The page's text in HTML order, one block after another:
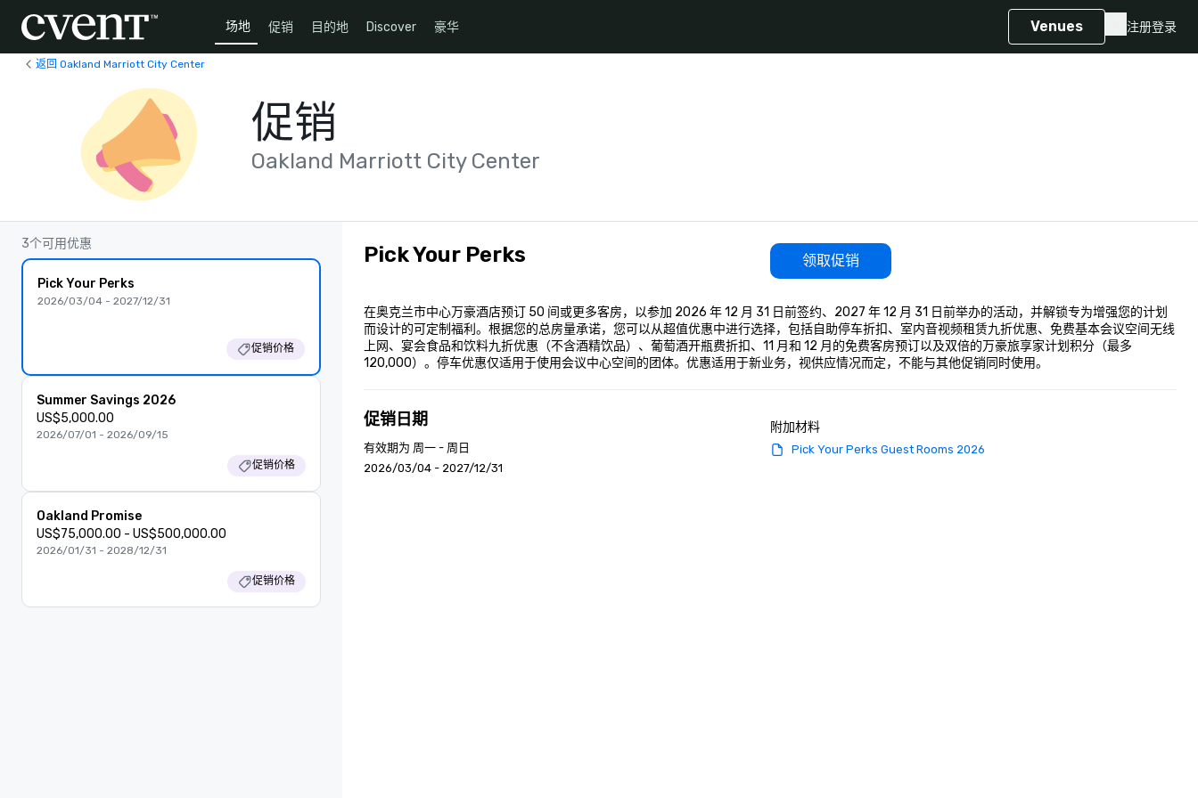
场地 促销 目的地 Discover 豪华 Venues 注册登录
返回 Oakland Marriott City Center
促销
Oakland Marriott City Center
3个可用优惠
Pick Your Perks
2026/03/04 - 2027/12/31
促销价格
Summer Savings 2026
US$5,000.00
2026/07/01 - 2026/09/15
促销价格
Oakland Promise
US$75,000.00 - US$500,000.00
2026/01/31 - 2028/12/31
促销价格
Pick Your Perks 领取促销
在奥克兰市中心万豪酒店预订 50 间或更多客房，以参加 2026 年 12 月 31 日前签约、2027 年 12 月 31 日前举办的活动，并解锁专为增强您的计划
而设计的可定制福利。根据您的总房量承诺，您可以从超值优惠中进行选择，包括自助停车折扣、室内音视频租赁九折优惠、免费基本会议空间无线
上网、宴会食品和饮料九折优惠（不含酒精饮品）、葡萄酒开瓶费折扣、11 月和 12 月的免费客房预订以及双倍的万豪旅享家计划积分（最多
120,000）。停车优惠仅适用于使用会议中心空间的团体。优惠适用于新业务，视供应情况而定，不能与其他促销同时使用。
促销日期
有效期为 周一 - 周日
2026/03/04 - 2027/12/31
附加材料
Pick Your Perks Guest Rooms 2026